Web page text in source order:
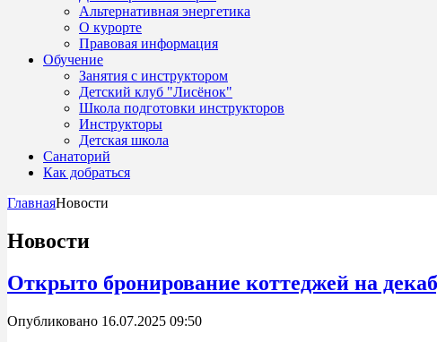
Альтернативная энергетика
О курорте
Правовая информация
Обучение
Занятия с инструктором
Детский клуб "Лисёнок"
Школа подготовки инструкторов
Инструкторы
Детская школа
Санаторий
Как добраться
ГлавнаяНовости
Новости
Открыто бронирование коттеджей на
Опубликовано 16.07.2025 09:50